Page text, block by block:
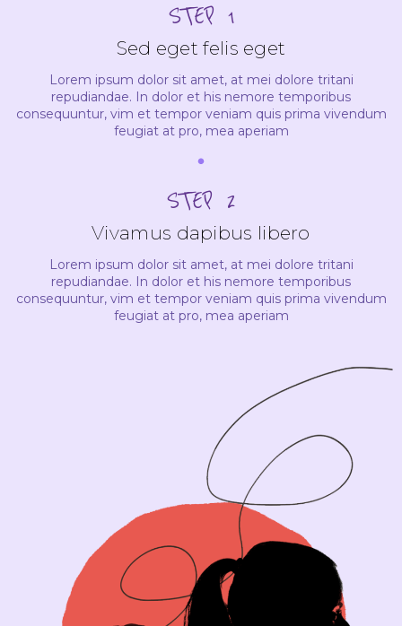
STEP 1
Sed eget felis eget
Lorem ipsum dolor sit amet, at mei dolore tritani
repudiandae. In dolor et his nemore temporibus
consequuntur, vim et tempor veniam quis prima vivendum
feugiat at pro, mea aperiam
STEP 2
Vivamus dapibus libero
Lorem ipsum dolor sit amet, at mei dolore tritani
repudiandae. In dolor et his nemore temporibus
consequuntur, vim et tempor veniam quis prima vivendum
feugiat at pro, mea aperiam